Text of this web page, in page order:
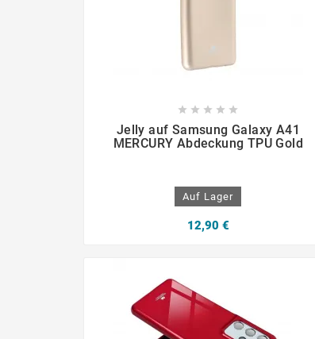
    
Jelly auf Samsung Galaxy A41
MERCURY Abdeckung TPU Gold
Auf Lager
12,90 €